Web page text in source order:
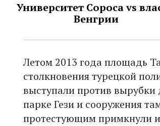
Университет Сороса vs
Венгрии
Летом 2013 года площадь
столкновения турецкой
выступали против вырубки
парке Гези и сооружения
протестующим примкнули